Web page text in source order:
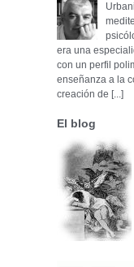
era una
con un perfil
enseñanza a la
creación de [...]
El blog